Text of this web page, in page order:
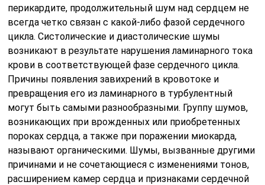
перикардите, продолжительный шум над сердцем не
всегда четко связан с какой-либо фазой сердечного
цикла. Систолические и диастолические шумы
возникают в результате нарушения ламинарного тока
крови в соответствующей фазе сердеч­ного цикла.
Причины появления завихрений в кровотоке и
превраще­ния его из ламинарного в турбулентный
могут быть самыми разнооб­разными. Группу шумов,
возникающих при врожденных или приоб­ретенных
пороках сердца, а также при поражении миокарда,
называют органическими. Шумы, вызванные другими
причинами и не сочетающиеся с изменениями тонов,
расширением камер сердца и признаками сердечной